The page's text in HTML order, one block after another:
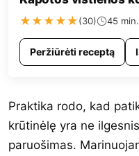
★ ★ ★ ★★(30) 45 min.
Peržiūrėti receptą
Praktika rodo, kad
krūtinėlę yra ne
paruošimas.